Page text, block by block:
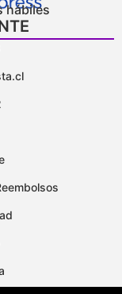
hábiles